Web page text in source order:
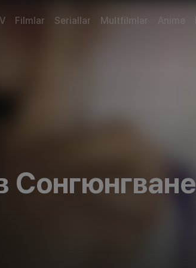
Filmlar Seriallar Multfilmlar Anime
Сонгюнгване